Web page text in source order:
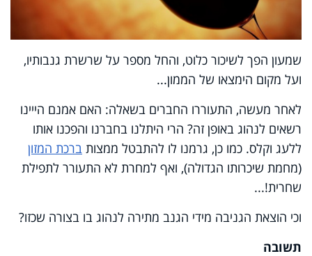
שמעון הפך לשיכור כלוט, והחל מספר על שרשרת גנבותיו,
ועל מקום הימצאו של הממון...
לאחר מעשה, התעוררו החברים בשאלה: האם אמנם הייינו
רשאים לנהוג באופן זה? הרי היתלנו בחברנו והפכנו אותו
ללעג וקלס. כמו כן, גרמנו לו להתבטל ממצות ברכת המזון
(מחמת שיכרותו הגדולה), ואף למחרת לא התעורר לתפילת
שחרית!...
וכי הוצאת הגניבה מידי הגנב מתירה לנהוג בו בצורה שכזו?
תשובה